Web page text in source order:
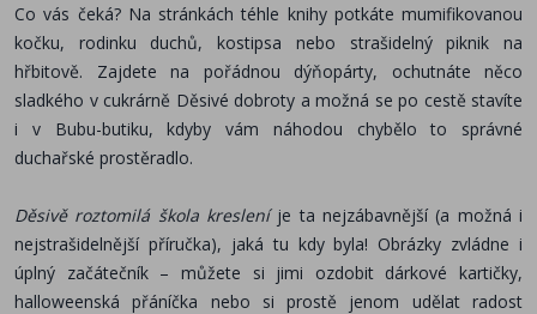
Co vás čeká? Na stránkách téhle knihy potkáte mumifikovanou
kočku, rodinku duchů, kostipsa nebo strašidelný piknik na
hřbitově. Zajdete na pořádnou dýňopárty, ochutnáte něco
sladkého v cukrárně Děsivé dobroty a možná se po cestě stavíte
i v Bubu-butiku, kdyby vám náhodou chybělo to správné
duchařské prostěradlo.
Děsivě roztomilá škola kreslení je ta nejzábavnější (a možná i
nejstrašidelnější příručka), jaká tu kdy byla! Obrázky zvládne i
úplný začátečník – můžete si jimi ozdobit dárkové kartičky,
halloweenská přáníčka nebo si prostě jenom udělat radost